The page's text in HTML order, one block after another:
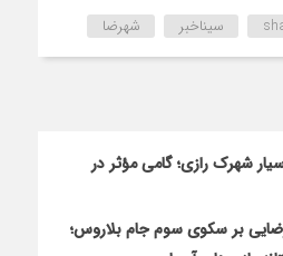
سیناخبر شهرضا
شهرک رازی؛ گامی مؤثر در
بر سکوی سوم جام بلاروس؛